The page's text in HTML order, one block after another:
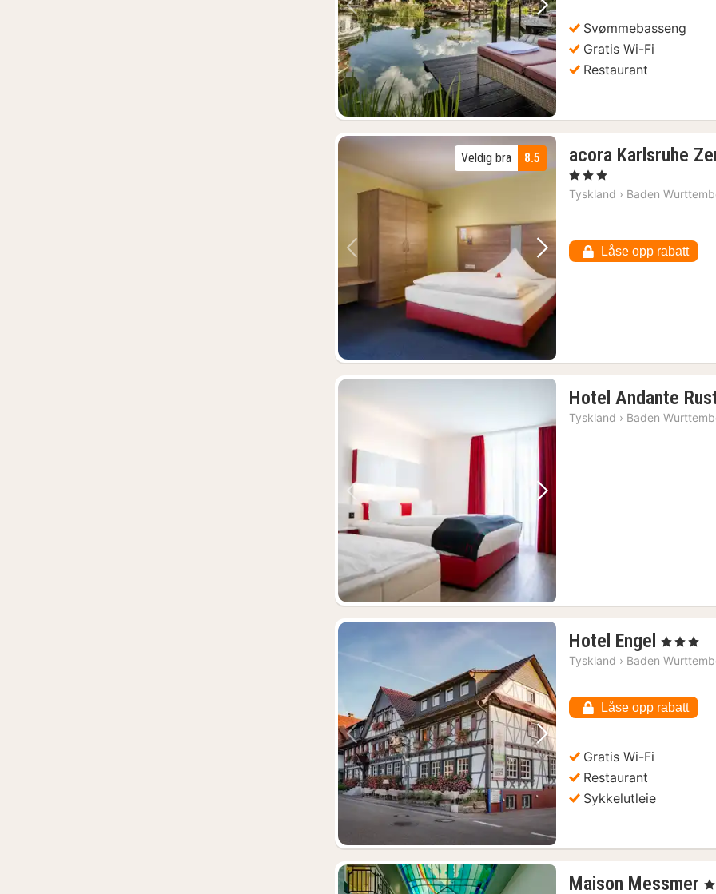
Forrige bilde Neste bildeSvømmebasseng
Gratis Wi-Fi
Restaurant
Forrige bilde Neste bilde
8.5
Veldig bra acora Karlsruhe
, 3 Stjerner
Tyskland › Baden
Låse opp rabatt
Forrige bilde Neste bilde
Hotel Andante
Tyskland › Baden
Forrige bilde Neste bilde
Hotel Engel 1
natt
1547
kr.
, 3 Stjerner
Tyskland › Baden
Låse opp rabatt
Gratis Wi-Fi
Restaurant
Sykkelutleie
Maison Messmer 1
,